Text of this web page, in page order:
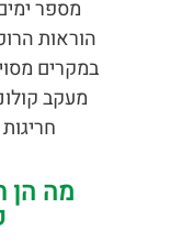
מספר
הוראות
במקרים
מעקב
מה הן